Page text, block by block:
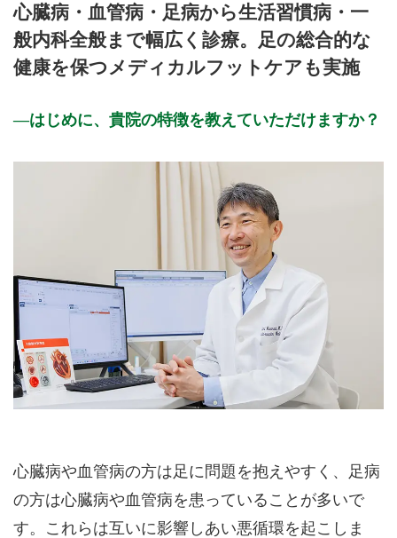
心臓病・血管病・足病から生活習慣病・一
般内科全般まで幅広く診療。足の総合的な
健康を保つメディカルフットケアも実施
はじめに、貴院の特徴を教えていただけますか？
心臓病や血管病の方は足に問題を抱えやすく、足病
の方は心臓病や血管病を患っていることが多いで
す。これらは互いに影響しあい悪循環を起こしま